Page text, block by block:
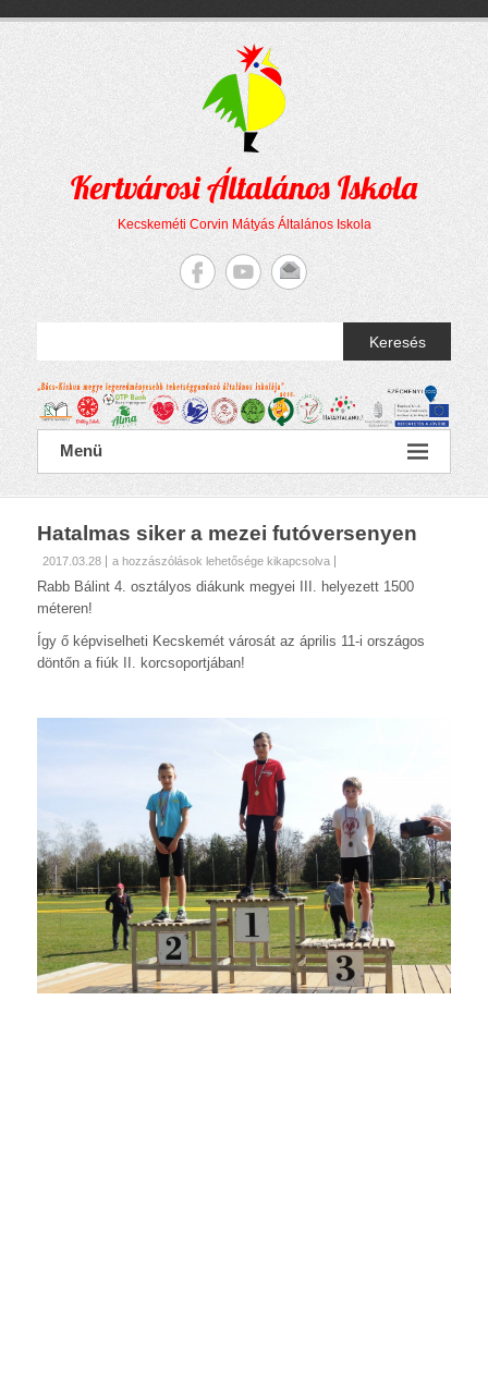
Kertvárosi Általános Iskola
Kecskeméti Corvin Mátyás Általános Iskola
Keresés
Menü
Hatalmas siker a mezei futóversenyen
2017.03.28
Hatalmas
siker
futóversenyen
a hozzászólások lehetősége kikapcsolva
Rabb Bálint 4. osztályos diákunk megyei III. helyezett 1500
méteren!
Így ő képviselheti Kecskemét városát az április 11-i országos
döntőn a fiúk II. korcsoportjában!